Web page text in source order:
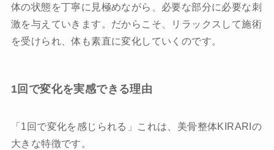
体の状態を丁寧に見極めながら、必要な部分に必要な刺
激を与えていきます。だからこそ、リラックスして施術
を受けられ、体も素直に変化していくのです。
1回で変化を実感できる理由
「1回で変化を感じられる」これは、美骨整体KIRARIの
大きな特徴です。